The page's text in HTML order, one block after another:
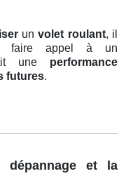
unvolet roulant, il
faire appel à un
une performance
futures.
et la